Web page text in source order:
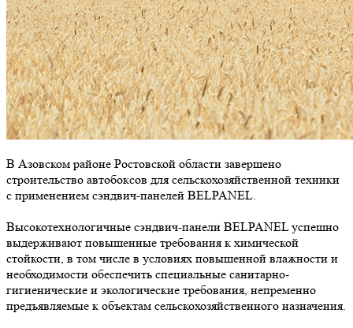
В Азовском районе Ростовской области завершено
строительство автобоксов для сельскохозяйственной техники
с применением сэндвич-панелей BELPANEL.
Высокотехнологичные сэндвич-панели BELPANEL успешно
выдерживают повышенные требования к химической
стойкости, в том числе в условиях повышенной влажности и
необходимости обеспечить специальные санитарно-
гигиенические и экологические требования, непременно
предъявляемые к объектам сельскохозяйственного назначения.